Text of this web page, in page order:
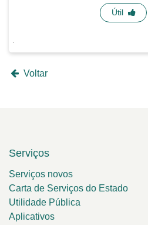
Útil
Voltar
Serviços
Serviços novos
Carta de Serviços do Estado
Utilidade Pública
Aplicativos